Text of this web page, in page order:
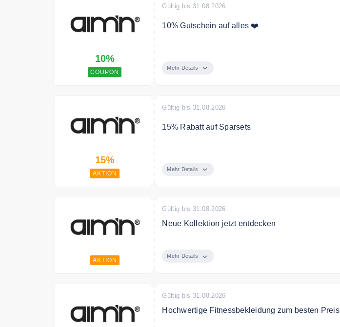
10%
COUPON
Gültig bis 31.08.2026
10% Gutschein auf alles ❤️
Mehr Details
15%
AKTION
Gültig bis 31.08.2026
15% Rabatt auf Sparsets
Mehr Details
AKTION
Gültig bis 31.08.2026
Neue Kollektion jetzt entdecken
Mehr Details
Gültig bis 31.08.2026
Hochwertige Fitnessbekleidung zum besten Preis